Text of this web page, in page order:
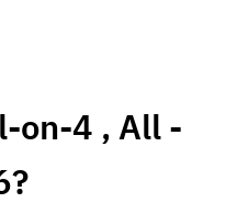
on-4 , All -